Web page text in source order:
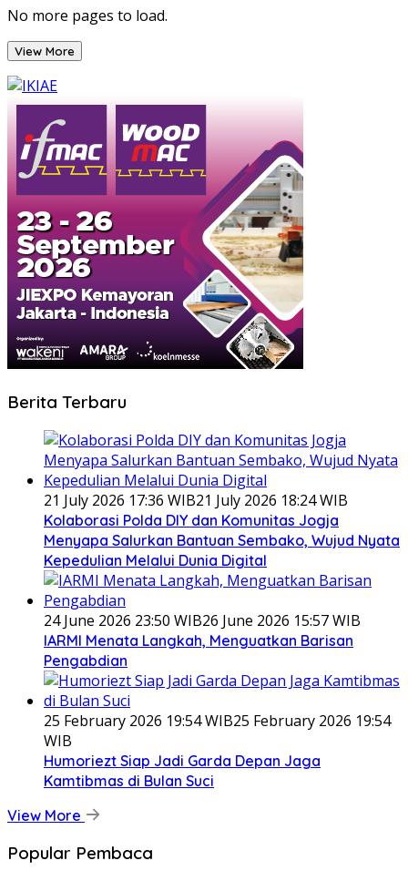
No more pages to load.
View More
Berita Terbaru
21 July 2026 17:36 WIB21 July 2026 18:24 WIB
Kolaborasi Polda DIY dan Komunitas Jogja
Menyapa Salurkan Bantuan Sembako, Wujud Nyata
Kepedulian Melalui Dunia Digital
24 June 2026 23:50 WIB26 June 2026 15:57 WIB
IARMI Menata Langkah, Menguatkan Barisan
Pengabdian
25 February 2026 19:54 WIB25 February 2026 19:54
WIB
Humoriezt Siap Jadi Garda Depan Jaga
Kamtibmas di Bulan Suci
View More
Popular Pembaca